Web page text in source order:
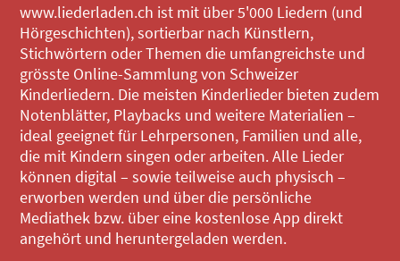
www.liederladen.ch ist mit über 5'000 Liedern (und
Hörgeschichten), sortierbar nach Künstlern,
Stichwörtern oder Themen die umfangreichste und
grösste Online-Sammlung von Schweizer
Kinderliedern. Die meisten Kinderlieder bieten zudem
Notenblätter, Playbacks und weitere Materialien –
ideal geeignet für Lehrpersonen, Familien und alle,
die mit Kindern singen oder arbeiten. Alle Lieder
können digital – sowie teilweise auch physisch –
erworben werden und über die persönliche
Mediathek bzw. über eine kostenlose App direkt
angehört und heruntergeladen werden.